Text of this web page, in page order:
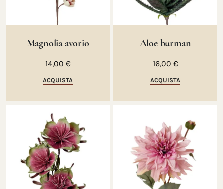
Magnolia avorio
14,00 €
ACQUISTA
Aloe burman
16,00 €
ACQUISTA